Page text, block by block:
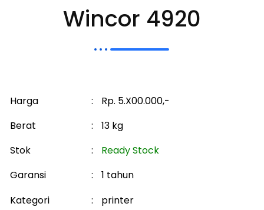
Wincor 4920
Harga :
Rp. 5.X00.000,-
Berat
:
13 kg
Stok
:
Ready Stock
Garansi
:
1 tahun
Kategori
: printer